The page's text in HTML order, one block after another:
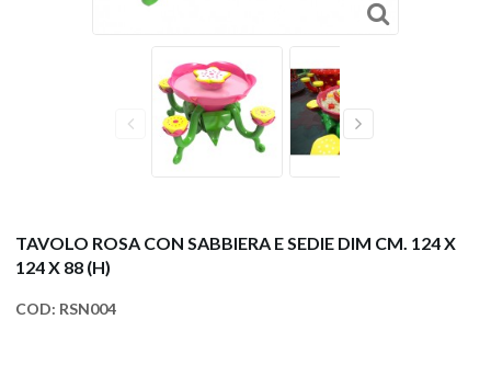
TAVOLO ROSA CON SABBIERA E SEDIE DIM CM. 124 X
124 X 88 (H)
COD: RSN004